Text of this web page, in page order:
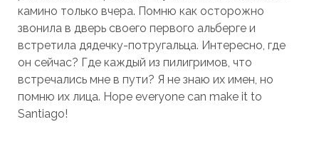
камино только вчера. Помню как осторожно
звонила в дверь своего первого альберге и
встретила дядечку-потругальца. Интересно, где
он сейчас? Где каждый из пилигримов, что
встречались мне в пути? Я не знаю их имен, но
помню их лица. Hope everyone can make it to
Santiago!